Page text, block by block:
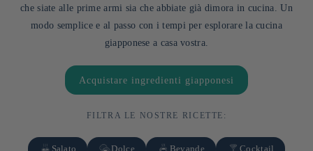
che siate alle prime armi sia che abbiate già dimora in cucina. Un
modo semplice e al passo con i tempi per esplorare la cucina
giapponese a casa vostra.
Acquistare ingredienti giapponesi
FILTRA LE NOSTRE RICETTE: